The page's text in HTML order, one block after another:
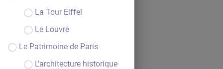
La Tour Eiffel
Le Louvre
Le Patrimoine de Paris
L'architecture historique